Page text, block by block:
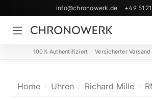
Zum Hauptinhalt springen
info@chronowerk.de +49
100% Authentifiziert Versicherter Versand
Home Uhren Richard Mille